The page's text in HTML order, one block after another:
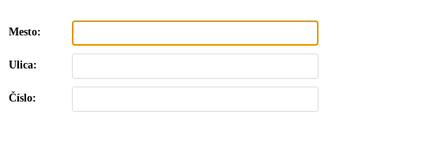
Mesto:
Ulica:
Číslo: